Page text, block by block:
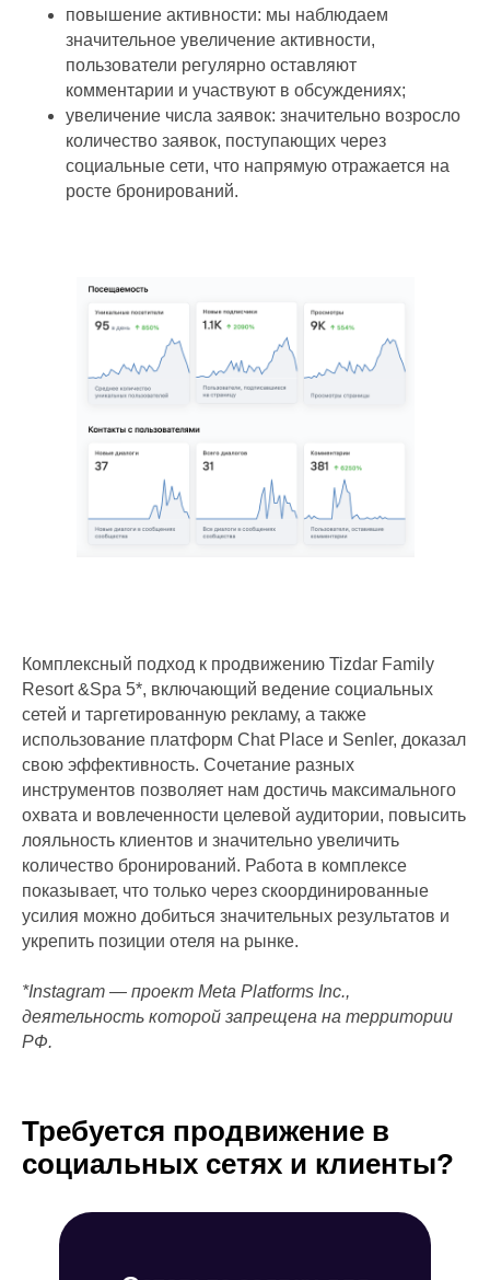
повышение активности: мы наблюдаем
значительное увеличение активности,
пользователи регулярно оставляют
комментарии и участвуют в обсуждениях;
увеличение числа заявок: значительно возросло
количество заявок, поступающих через
социальные сети, что напрямую отражается на
росте бронирований.
Комплексный подход к продвижению Tizdar Family
Resort &Spa 5*, включающий ведение социальных
сетей и таргетированную рекламу, а также
использование платформ Chat Place и Senler, доказал
свою эффективность. Сочетание разных
инструментов позволяет нам достичь максимального
охвата и вовлеченности целевой аудитории, повысить
лояльность клиентов и значительно увеличить
количество бронирований. Работа в комплексе
показывает, что только через скоординированные
усилия можно добиться значительных результатов и
укрепить позиции отеля на рынке.
*Instagram — проект Meta Platforms Inc.,
деятельность которой запрещена на территории
РФ.
Требуется продвижение в
социальных сетях и клиенты?
SMM-продвижение
Заказать звонок
Разработка сайтов
Тиват - Порто Монтенегро
(Montenegro, Tivat - Porto
Montenegro)
Продвижение Вконтакте
Продвижение Telegram
Продвижение личного бренда с AI
Таргетированная реклама
Сторисмейкер
Продвижение личного бренда
Разработка SMM-стратегии
Продвижение Instagram
Продвижение в Tik Tok